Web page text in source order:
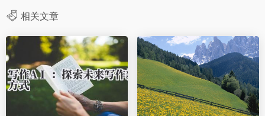
相关文章